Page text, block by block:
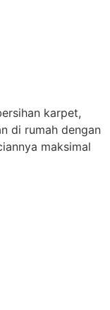
karpet,
di rumah dengan
maksimal